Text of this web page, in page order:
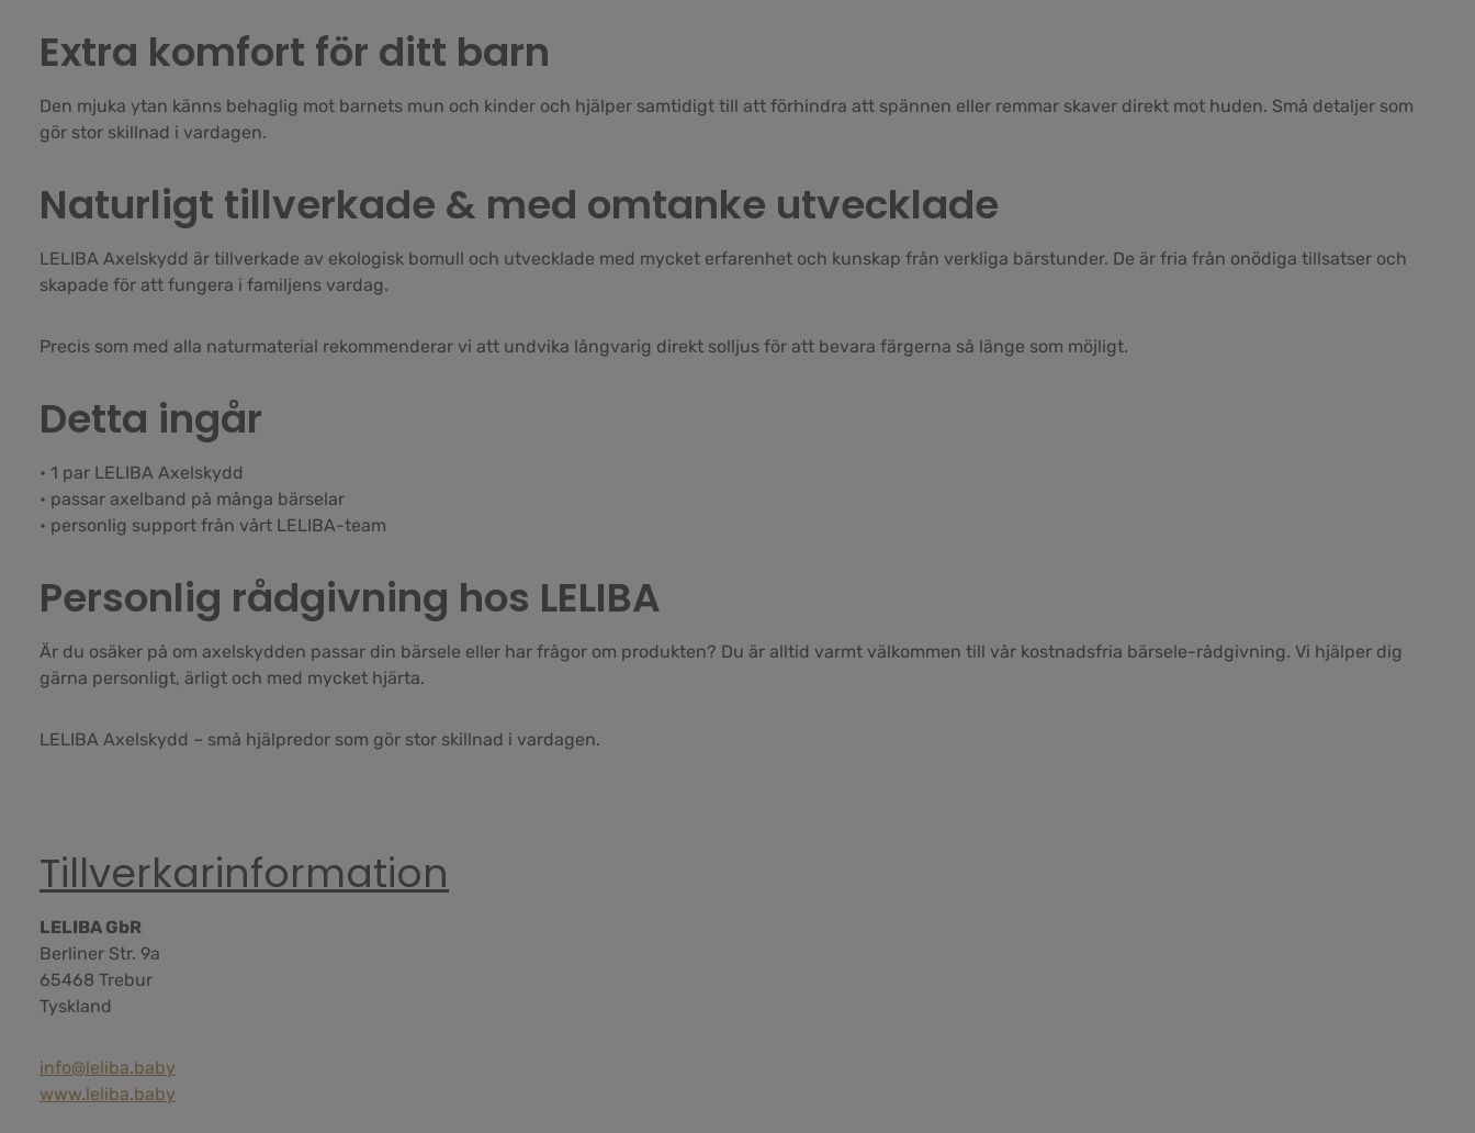
Extra komfort för ditt barn
Den mjuka ytan känns behaglig mot barnets mun och kinder och hjälper samtidigt till att förhindra att spännen eller remmar skaver direkt mot huden. Små detaljer som
gör stor skillnad i vardagen.
Naturligt tillverkade & med omtanke utvecklade
LELIBA Axelskydd är tillverkade av ekologisk bomull och utvecklade med mycket erfarenhet och kunskap från verkliga bärstunder. De är fria från onödiga tillsatser och
skapade för att fungera i familjens vardag.
Precis som med alla naturmaterial rekommenderar vi att undvika långvarig direkt solljus för att bevara färgerna så länge som möjligt.
Detta ingår
• 1 par LELIBA Axelskydd
• passar axelband på många bärselar
• personlig support från vårt LELIBA-team
Personlig rådgivning hos LELIBA
Är du osäker på om axelskydden passar din bärsele eller har frågor om produkten? Du är alltid varmt välkommen till vår kostnadsfria bärsele-rådgivning. Vi hjälper dig
gärna personligt, ärligt och med mycket hjärta.
LELIBA Axelskydd – små hjälpredor som gör stor skillnad i vardagen.
Tillverkarinformation
LELIBA GbR
Berliner Str. 9a
65468 Trebur
Tyskland
info@leliba.baby
www.leliba.baby